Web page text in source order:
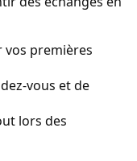
vos premières
vous et de
lors des